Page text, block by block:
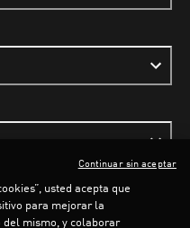
usted acepta que
para mejorar la
del mismo, y colaborar
Continuar sin aceptar